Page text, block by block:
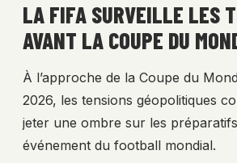
LA FIFA SURVEILLE LES
AVANT LA COUPE DU
À l’approche de la Coupe du
2026, les tensions géopolitiques
jeter une ombre sur les
événement du football mondial.